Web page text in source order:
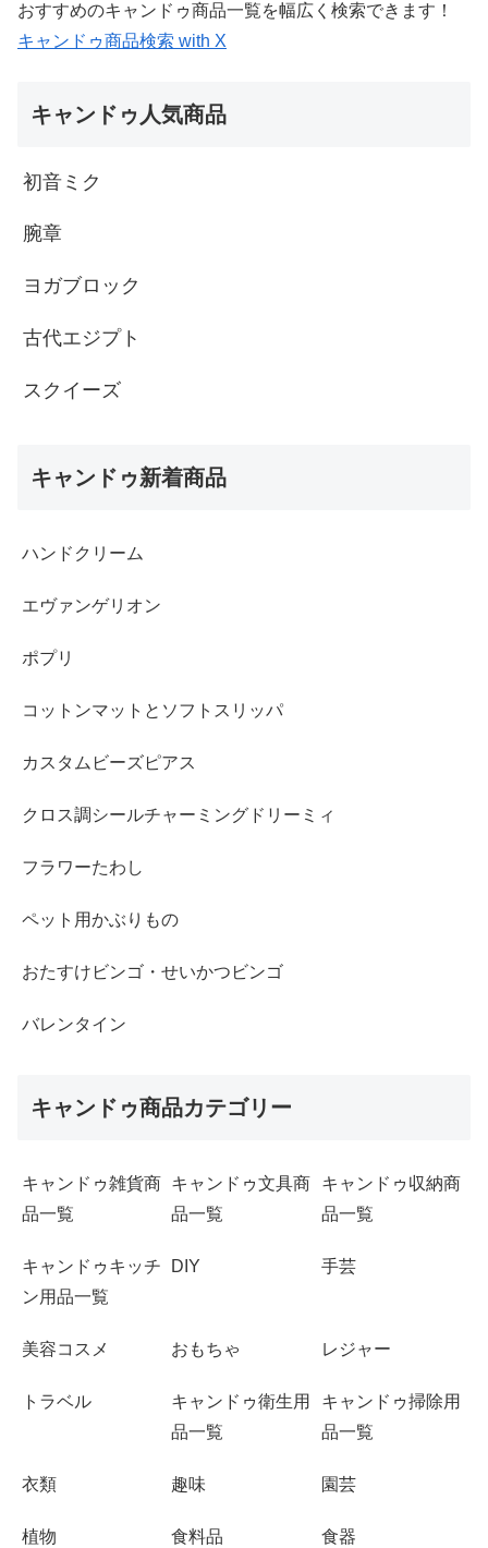
おすすめのキャンドゥ商品一覧を幅広く検索できます！
キャンドゥ商品検索 with X
キャンドゥ人気商品
初音ミク
腕章
ヨガブロック
古代エジプト
スクイーズ
キャンドゥ新着商品
ハンドクリーム
エヴァンゲリオン
ポプリ
コットンマットとソフトスリッパ
カスタムビーズピアス
クロス調シールチャーミングドリーミィ
フラワーたわし
ペット用かぶりもの
おたすけビンゴ・せいかつビンゴ
バレンタイン
キャンドゥ商品カテゴリー
キャンドゥ雑貨商
品一覧
キャンドゥ文具商
品一覧
キャンドゥ収納商
品一覧
キャンドゥキッチ
ン用品一覧
DIY 手芸
美容コスメ おもちゃ レジャー
トラベル
キャンドゥ衛生用
品一覧
キャンドゥ掃除用
品一覧
衣類 趣味 園芸
植物 食料品 食器